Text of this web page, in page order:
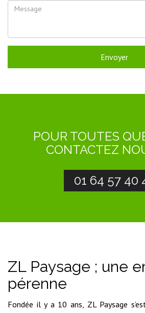
Envoyer
POUR TOUTES
CONTACTEZ
01 64 57 40
ZL Paysage ; une
pérenne
Fondée il y a 10 ans, ZL Paysage